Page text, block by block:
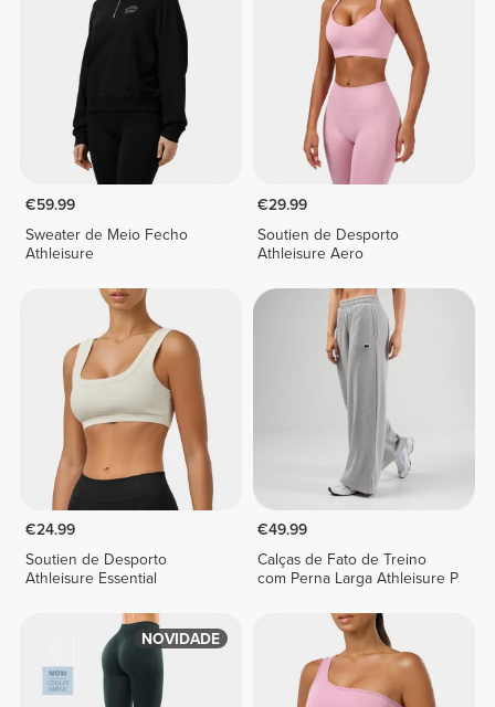
€59.99
Sweater de Meio Fecho
Athleisure
€29.99
Soutien de Desporto
Athleisure Aero
€24.99
Soutien de Desporto
Athleisure Essential
€49.99
Calças de Fato de Treino
com Perna Larga Athleisure P
NOVIDADE